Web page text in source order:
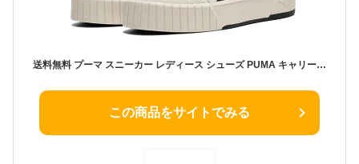
送料無料 プーマ スニーカー レディース シューズ PUMA キャリーナ ミア SD｜ローカット コートスタイル コートスニーカー 女性用 スウェード レディーススニーカー ストリート カジュアル 婦人 靴 スポーツMIX プラットフォーム ブランド puma くつ/402638【母の日】
この商品をサイトでみる